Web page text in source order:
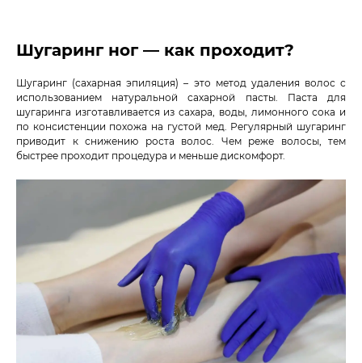
Шугаринг ног — как проходит?
Шугаринг (сахарная эпиляция) – это метод удаления волос с
использованием натуральной сахарной пасты. Паста для
шугаринга изготавливается из сахара, воды, лимонного сока и
по консистенции похожа на густой мед. Регулярный шугаринг
приводит к снижению роста волос. Чем реже волосы, тем
быстрее проходит процедура и меньше дискомфорт.